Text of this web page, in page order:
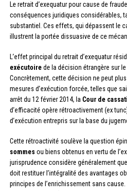
Le retrait d’exequatur pour cause de
conséquences juridiques considérables,
substantiel. Ces effets, qui dépassent le
illustrent la portée dissuasive de ce
L’effet principal du retrait d’exequatur
exécutoire de la décision étrangère sur
Concrètement, cette décision ne peut
mesures d’exécution forcée, telles que
arrêt du 12 février 2014, la Cour de
d’efficacité opère rétroactivement (ex
d’exécution entrepris sur la base du
Cette rétroactivité soulève la question
sommes ou biens obtenus en vertu de
jurisprudence considère généralement
doit restituer l’intégralité des avantages
principes de l’enrichissement sans cause.